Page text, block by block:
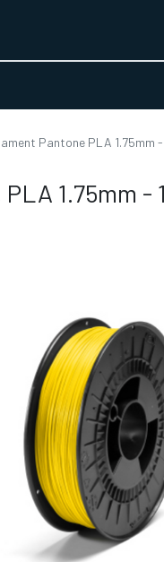
Pantone PLA 1.75mm -
1.75mm -